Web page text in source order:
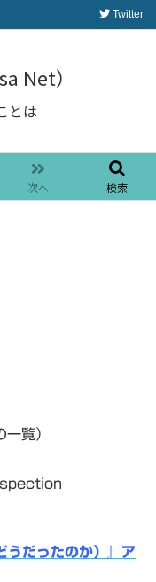
Net）
とは
次へ 検索
Twitter
覧）
うだったのか）』ア